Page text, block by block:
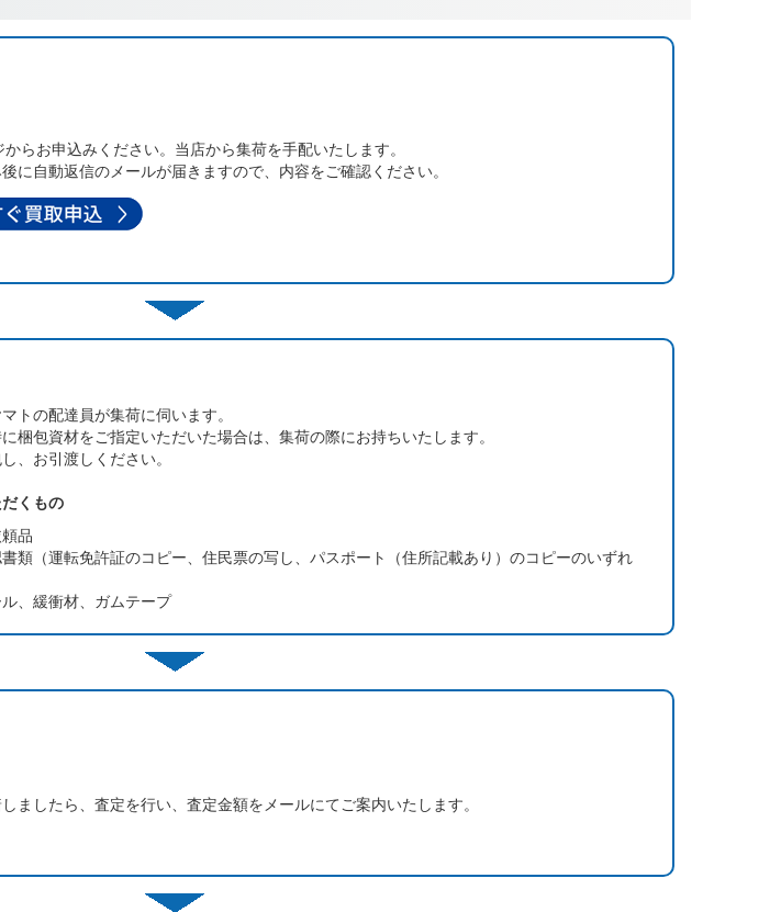
らお申込みください。当店から集荷を手配いたします。
に自動返信のメールが届きますので、内容をご確認ください。
トの配達員が集荷に伺います。
梱包資材をご指定いただいた場合は、集荷の際にお持ちいたします。
、お引渡しください。
くもの
品
書類（運転免許証のコピー、住民票の写し、パスポート（住所記載あり）のコピーのいずれ
ル、緩衝材、ガムテープ
ましたら、査定を行い、査定金額をメールにてご案内いたします。